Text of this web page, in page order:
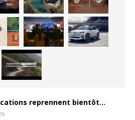
reprennent bientôt…